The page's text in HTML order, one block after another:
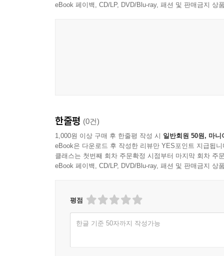
eBook 페이백, CD/LP, DVD/Blu-ray, 패션 및 판매금지 상
한줄평 (0건)
1,000원 이상 구매 후 한줄평 작성 시 일반회원 50원, 마니
eBook은 다운로드 후 작성한 리뷰만 YES포인트 지급됩니
클래스는 첫번째 회차 주문확정 시점부터 마지막 회차 주
eBook 페이백, CD/LP, DVD/Blu-ray, 패션 및 판매금지 상
평점
한글 기준 50자까지 작성가능